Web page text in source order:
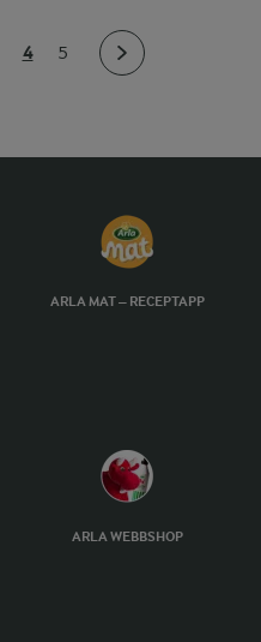
4 5
ARLA MAT – RECEPTAPP
ARLA WEBBSHOP